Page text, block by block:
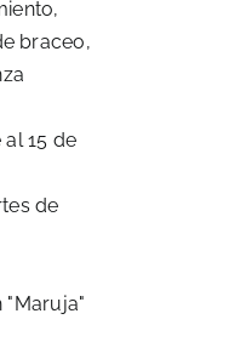
braceo,
15 de
de
"Maruja"